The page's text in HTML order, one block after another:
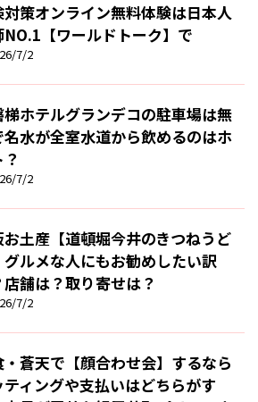
対策オンライン無料体験は日本人
NO.1【ワールドトーク】で
7/2
梯ホテルグランデコの駐車場は無
名水が全室水道から飲めるのはホ
7/2
お土産【道頓堀今井のきつねうど
グルメな人にもお勧めしたい訳
店舗は？取り寄せは？
7/2
蒼天で【顔合わせ会】するなら
ティングや支払いはどちらがす